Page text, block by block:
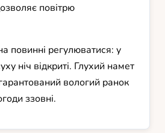
повітрю
повинні регулюватися: у
ніч відкриті. Глухий намет
вологий ранок
ззовні.